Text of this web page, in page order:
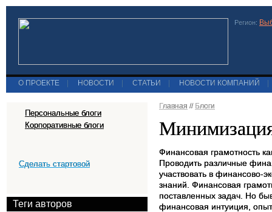
Регион:
О ПРОЕКТЕ НОВОСТИ СТАТЬИ НОВОСТИ КОМПАНИЙ
Персональные блоги
Корпоративные блоги
Сделать стартовой
Теги авторов
Главная // Блоги
Финансовая грамотность
Проводить различные
участвовать в финансово-
знаний. Финансовая
поставленных задач. Но
финансовая интуиция,